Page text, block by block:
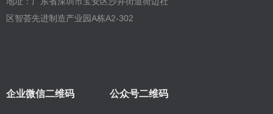
公众号二维码
企业微信二维码
区智荟先进制造产业园A栋A2-302